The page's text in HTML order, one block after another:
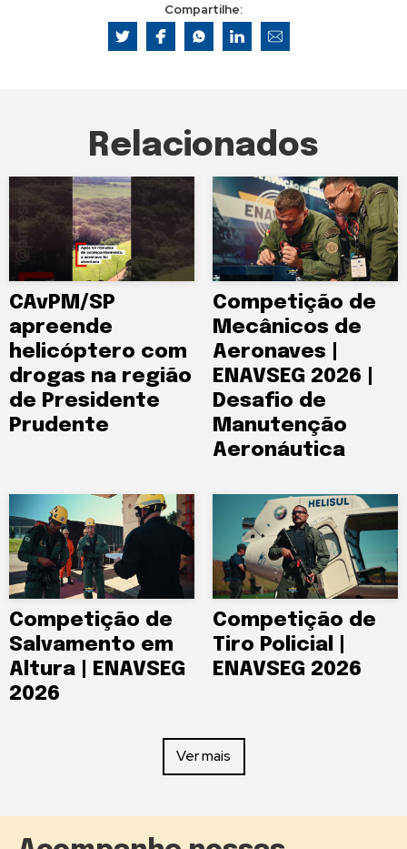
Compartilhe:
Relacionados
CAvPM/SP
apreende
helicóptero com
drogas na região
de Presidente
Prudente
Competição de
Mecânicos de
Aeronaves |
ENAVSEG 2026 |
Desafio de
Manutenção
Aeronáutica
Competição de
Salvamento em
Altura | ENAVSEG
2026
Competição de
Tiro Policial |
ENAVSEG 2026
Ver mais